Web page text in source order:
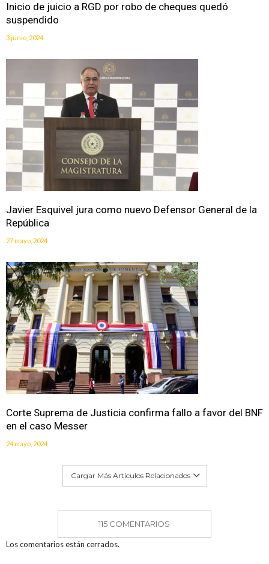
Inicio de juicio a RGD por robo de cheques quedó
suspendido
3 junio, 2024
Javier Esquivel jura como nuevo Defensor General de la
República
27 mayo, 2024
Corte Suprema de Justicia confirma fallo a favor del BNF
en el caso Messer
24 mayo, 2024
Cargar Más Artículos Relacionados
115 COMENTARIOS
Los comentarios están cerrados.